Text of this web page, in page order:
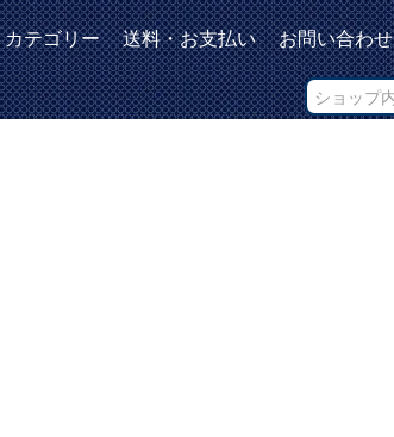
カテゴリー 送料・お支払い お問い合わせ